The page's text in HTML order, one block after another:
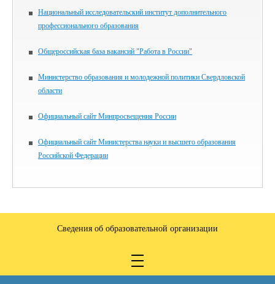
Национальный исследовательский институт дополнительного
профессионального образования
Общероссийская база вакансий "Работа в России"
Министерство образования и молодежной политики Свердловской
области
Официальный сайт Минпросвещения России
Официальный сайт Министерства науки и высшего образования
Российской Федерации
Сведения об образовательной организации